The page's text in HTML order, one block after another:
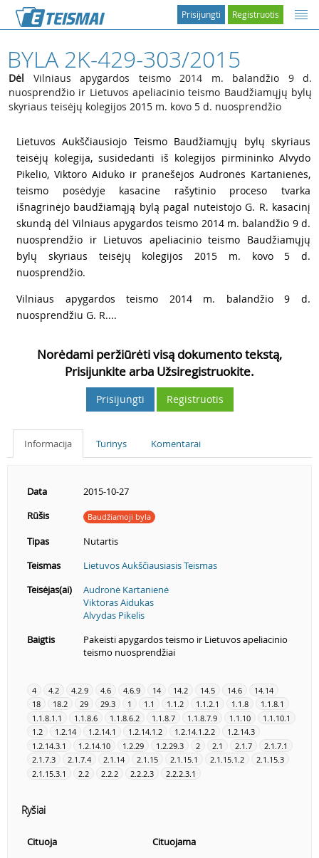
Registruotis
Prisijungti
BYLA 2K-429-303/2015
Dėl Vilniaus apygardos teismo 2014 m. balandžio 9 d.
nuosprendžio ir Lietuvos apeliacinio teismo Baudžiamųjų bylų
skyriaus teisėjų kolegijos 2015 m. kovo 5 d. nuosprendžio
Lietuvos Aukščiausiojo Teismo Baudžiamųjų bylų skyriaus
teisėjų kolegija, susidedanti iš kolegijos pirmininko Alvydo
Pikelio, Viktoro Aiduko ir pranešėjos Audronės Kartanienės,
teismo posėdyje kasacine rašytinio proceso tvarka
išnagrinėjo baudžiamąją bylą pagal nuteistojo G. R. kasacinį
skundą dėl Vilniaus apygardos teismo 2014 m. balandžio 9 d.
nuosprendžio ir Lietuvos apeliacinio teismo Baudžiamųjų
bylų skyriaus teisėjų kolegijos 2015 m. kovo 5 d.
nuosprendžio.
Vilniaus apygardos teismo 2014 m. balandžio 9 d.
nuosprendžiu G. R....
Norėdami peržiūrėti visą dokumento tekstą,
Prisijunkite arba Užsiregistruokite.
Prisijungti Registruotis
Informacija Turinys Komentarai
Data
2015-10-27
Rūšis
Baudžiamoji byla
Tipas
Nutartis
Teismas
Lietuvos Aukščiausiasis Teismas
Teisėjas(ai)
Audronė Kartanienė
Viktoras Aidukas
Alvydas Pikelis
Baigtis
Pakeisti apygardos teismo ir Lietuvos apeliacinio
teismo nuosprendžiai
4 4.2 4.2.9 4.6 4.6.9 14 14.2 14.5 14.6
14.14
18
18.2 29 29.3 1 1.1 1.1.2 1.1.2.1 1.1.8
1.1.8.1
1.1.8.1.1
1.1.8.6 1.1.8.6.2 1.1.8.7 1.1.8.7.9 1.1.10
1.1.10.1
1.2
1.2.14 1.2.14.1 1.2.14.1.2 1.2.14.1.2.2
1.2.14.3
1.2.14.3.1
1.2.14.10 1.2.29 1.2.29.3 2 2.1 2.1.7
2.1.7.1
2.1.7.3
2.1.7.4 2.1.14 2.1.15 2.1.15.1 2.1.15.1.2
2.1.15.3
2.1.15.3.1
2.2 2.2.2 2.2.2.3 2.2.2.3.1
Ryšiai
Cituoja
Cituojama